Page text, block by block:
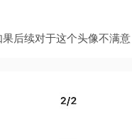
后续对于这个头像不满意